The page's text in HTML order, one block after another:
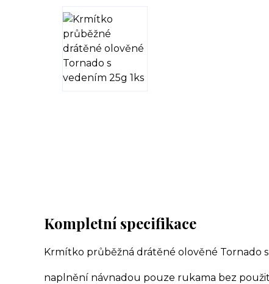
Kompletní specifikace
Krmítko průběžná drátěné olověné Tornado
naplnění návnadou pouze rukama bez